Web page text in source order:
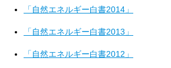
「自然エネルギー白書2014」
「自然エネルギー白書2013」
「自然エネルギー白書2012」